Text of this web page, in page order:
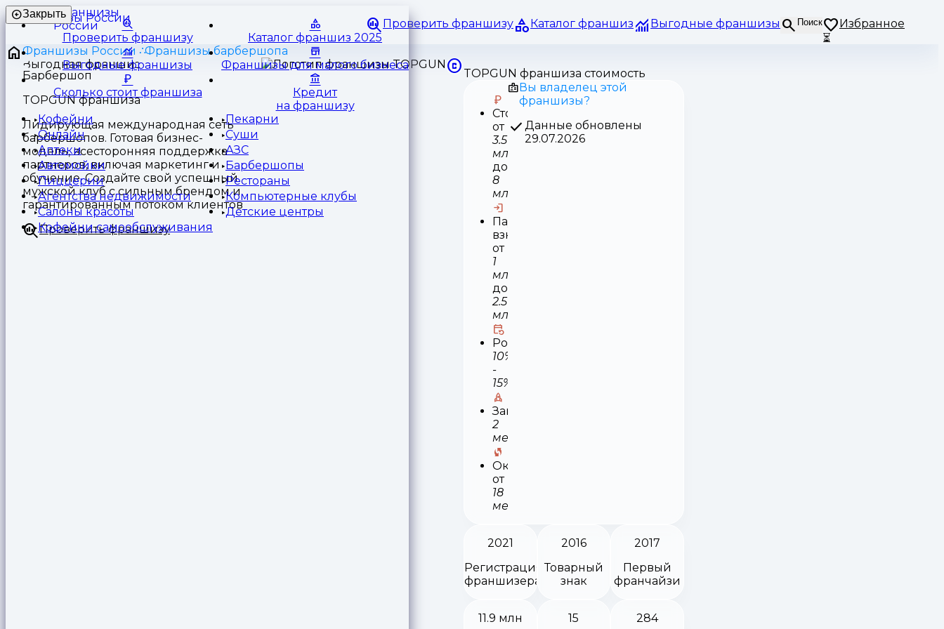
Франшизы
России
Проверить франшизу Каталог франшиз Выгодные франшизы Поиск
Избранное
⏳
Закрыть
Проверить франшизу Каталог франшиз 2025
Выгодные франшизы Франшизы для малого бизнеса
Сколько стоит франшиза
Кредит
на франшизу
Кофейни
Пекарни
Онлайн
Суши
Аптеки
АЗС
Автомойки
Барбершопы
Пиццерии
Рестораны
Агентства недвижимости
Компьютерные клубы
Салоны красоты
Детские центры
Кофейни самообслуживания
Франшизы России
Франшизы барбершопа
Барбершоп
TOPGUN франшиза
Лидирующая международная сеть
барбершопов. Готовая бизнес-
модель, всесторонняя поддержка
партнеров, включая маркетинг и
обучение. Создайте свой успешный
мужской клуб с сильным брендом и
гарантированным потоком клиентов
Проверить франшизу
TOPGUN франшиза стоимость
Стоимость
от
3.5
млн
до
8
млн
Паушальный
взнос
от
1
млн
до
2.5
млн
Роялти
10%
-
15%
Запуск
2
месяца
Окупаемость
от
18
месяцев
Вы владелец этой
франшизы?
Данные обновлены
29.07.2026
2021
Регистрация
франшизера
2016
Товарный
знак
2017
Первый
франчайзи
11.9 млн 15 284